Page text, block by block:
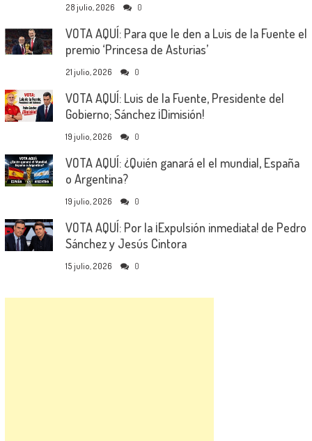
28 julio, 2026 0
VOTA AQUÍ: Para que le den a Luis de la Fuente el
premio ‘Princesa de Asturias’
21 julio, 2026 0
VOTA AQUÍ: Luis de la Fuente, Presidente del
Gobierno; Sánchez ¡Dimisión!
19 julio, 2026 0
VOTA AQUÍ: ¿Quién ganará el el mundial, España
o Argentina?
19 julio, 2026 0
VOTA AQUÍ: Por la ¡Expulsión inmediata! de Pedro
Sánchez y Jesús Cintora
15 julio, 2026 0